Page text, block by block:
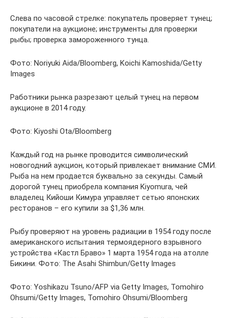
Слева по часовой стрелке: покупатель проверяет тунец;
покупатели на аукционе; инструменты для проверки
рыбы; проверка замороженного тунца.
Фото: Noriyuki Aida/Bloomberg, Koichi Kamoshida/Getty
Images
Работники рынка разрезают целый тунец на первом
аукционе в 2014 году.
Фото: Kiyoshi Ota/Bloomberg
Каждый год на рынке проводится символический
новогодний аукцион, который привлекает внимание СМИ.
Рыба на нем продается буквально за секунды. Самый
дорогой тунец приобрела компания Kiyomura, чей
владелец Кийоши Кимура управляет сетью японских
ресторанов – его купили за $1,36 млн.
Рыбу проверяют на уровень радиации в 1954 году после
американского испытания термоядерного взрывного
устройства «Кастл Браво» 1 марта 1954 года на атолле
Бикини. Фото: The Asahi Shimbun/Getty Images
Фото: Yoshikazu Tsuno/AFP via Getty Images, Tomohiro
Ohsumi/Getty Images, Tomohiro Ohsumi/Bloomberg